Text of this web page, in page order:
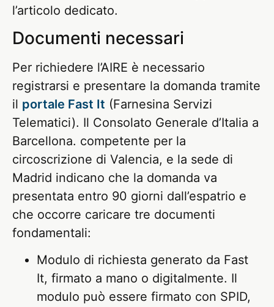
l’articolo dedicato.
Documenti necessari
Per richiedere l’AIRE è necessario
registrarsi e presentare la domanda tramite
il portale Fast It (Farnesina Servizi
Telematici). Il Consolato Generale d’Italia a
Barcellona. competente per la
circoscrizione di Valencia, e la sede di
Madrid indicano che la domanda va
presentata entro 90 giorni dall’espatrio e
che occorre caricare tre documenti
fondamentali:
Modulo di richiesta generato da Fast
It, firmato a mano o digitalmente. Il
modulo può essere firmato con SPID,